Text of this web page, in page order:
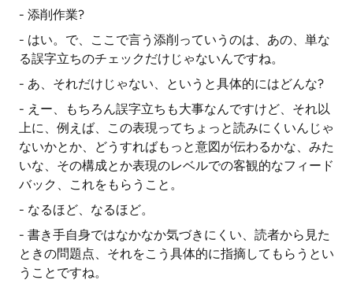
- 添削作業?
- はい。で、ここで言う添削っていうのは、あの、単な
る誤字立ちのチェックだけじゃないんですね。
- あ、それだけじゃない、というと具体的にはどんな?
- えー、もちろん誤字立ちも大事なんですけど、それ以
上に、例えば、この表現ってちょっと読みにくいんじゃ
ないかとか、どうすればもっと意図が伝わるかな、みた
いな、その構成とか表現のレベルでの客観的なフィード
バック、これをもらうこと。
- なるほど、なるほど。
- 書き手自身ではなかなか気づきにくい、読者から見た
ときの問題点、それをこう具体的に指摘してもらうとい
うことですね。